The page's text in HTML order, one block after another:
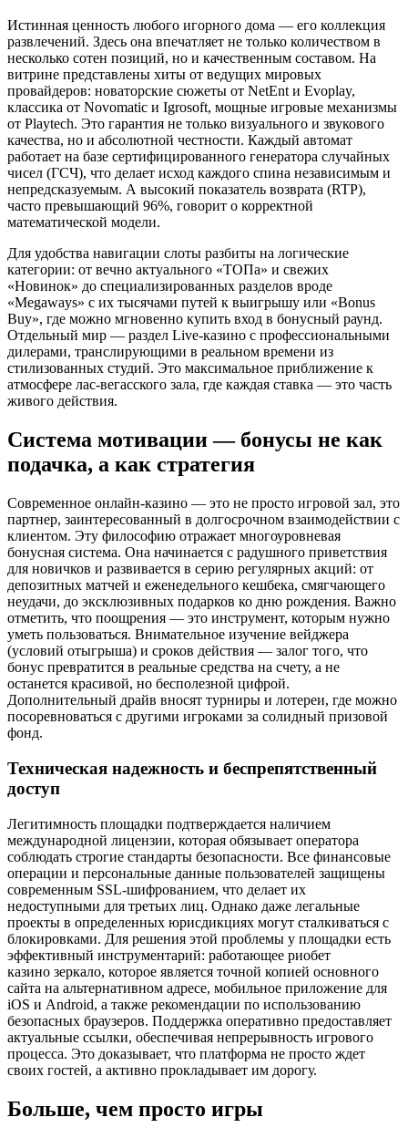
Истинная ценность любого игорного дома — его коллекция
развлечений. Здесь она впечатляет не только количеством в
несколько сотен позиций, но и качественным составом. На
витрине представлены хиты от ведущих мировых
провайдеров: новаторские сюжеты от NetEnt и Evoplay,
классика от Novomatic и Igrosoft, мощные игровые механизмы
от Playtech. Это гарантия не только визуального и звукового
качества, но и абсолютной честности. Каждый автомат
работает на базе сертифицированного генератора случайных
чисел (ГСЧ), что делает исход каждого спина независимым и
непредсказуемым. А высокий показатель возврата (RTP),
часто превышающий 96%, говорит о корректной
математической модели.
Для удобства навигации слоты разбиты на логические
категории: от вечно актуального «ТОПа» и свежих
«Новинок» до специализированных разделов вроде
«Megaways» с их тысячами путей к выигрышу или «Bonus
Buy», где можно мгновенно купить вход в бонусный раунд.
Отдельный мир — раздел Live-казино с профессиональными
дилерами, транслирующими в реальном времени из
стилизованных студий. Это максимальное приближение к
атмосфере лас-вегасского зала, где каждая ставка — это часть
живого действия.
Система мотивации — бонусы не как
подачка, а как стратегия
Современное онлайн-казино — это не просто игровой зал, это
партнер, заинтересованный в долгосрочном взаимодействии с
клиентом. Эту философию отражает многоуровневая
бонусная система. Она начинается с радушного приветствия
для новичков и развивается в серию регулярных акций: от
депозитных матчей и еженедельного кешбека, смягчающего
неудачи, до эксклюзивных подарков ко дню рождения. Важно
отметить, что поощрения — это инструмент, которым нужно
уметь пользоваться. Внимательное изучение вейджера
(условий отыгрыша) и сроков действия — залог того, что
бонус превратится в реальные средства на счету, а не
останется красивой, но бесполезной цифрой.
Дополнительный драйв вносят турниры и лотереи, где можно
посоревноваться с другими игроками за солидный призовой
фонд.
Техническая надежность и беспрепятственный
доступ
Легитимность площадки подтверждается наличием
международной лицензии, которая обязывает оператора
соблюдать строгие стандарты безопасности. Все финансовые
операции и персональные данные пользователей защищены
современным SSL-шифрованием, что делает их
недоступными для третьих лиц. Однако даже легальные
проекты в определенных юрисдикциях могут сталкиваться с
блокировками. Для решения этой проблемы у площадки есть
эффективный инструментарий: работающее риобет
казино зеркало, которое является точной копией основного
сайта на альтернативном адресе, мобильное приложение для
iOS и Android, а также рекомендации по использованию
безопасных браузеров. Поддержка оперативно предоставляет
актуальные ссылки, обеспечивая непрерывность игрового
процесса. Это доказывает, что платформа не просто ждет
своих гостей, а активно прокладывает им дорогу.
Больше, чем просто игры